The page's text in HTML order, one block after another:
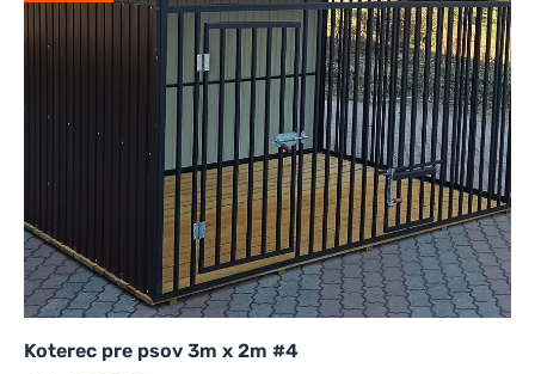
Koterec pre psov 3m x 2m #4